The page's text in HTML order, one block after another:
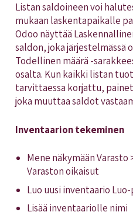
Listan saldoineen voi
mukaan laskentapaikalle
Odoo näyttää
saldon, joka järjestelmässä
Todellinen määrä -
osalta. Kun kaikki listan
tarvittaessa korjattu,
joka muuttaa saldot
Inventaarion tekeminen
Mene näkymään
Varaston oikaisut
Luo uusi inventaario
Lisää inventaariolle nimi